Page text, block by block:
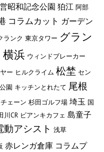
昭和記念公園 狛江 阿部
コラムカット ガーデン
ランク 東京タワー グラン
横浜 ウィンドブレーカー
ー ヒルクライム 松埜 セン
園 キッチンとれたて 尾根
チェーン 杉田ゴルフ場 埼玉 国
川CR ビアンキカフェ 島童子
動アシスト 浅草
赤レンガ倉庫 コラムプ